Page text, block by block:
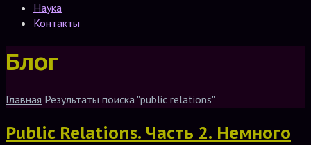
Наука
Контакты
Блог
Главная Результаты поиска "public relations"
Public Relations. Часть 2. Немного